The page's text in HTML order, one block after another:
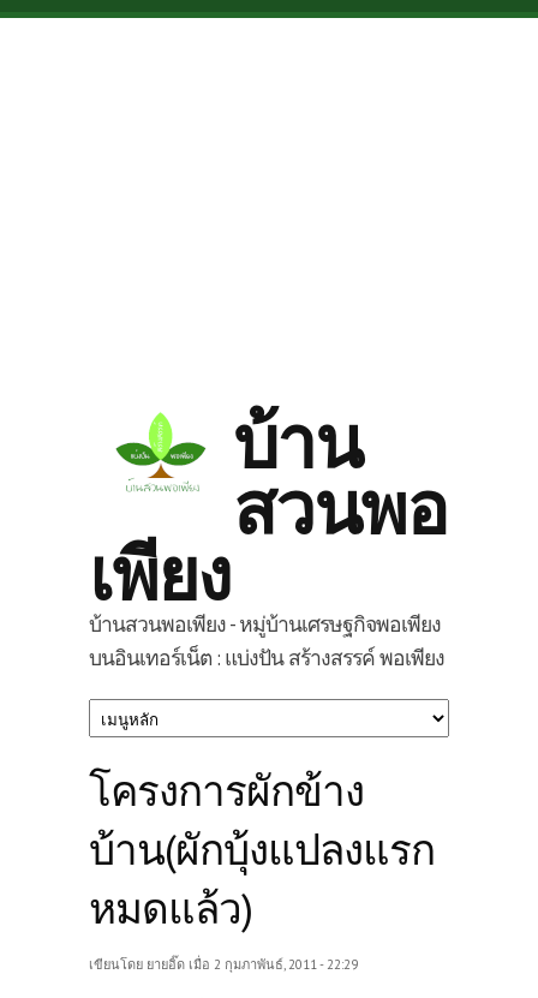
Skip to main content
บ้าน
สวนพอ
เพียง
บ้านสวนพอเพียง - หมู่บ้านเศรษฐกิจพอเพียง
บนอินเทอร์เน็ต : แบ่งปัน สร้างสรรค์ พอเพียง
โครงการผักข้าง
บ้าน(ผักบุ้งแปลงแรก
หมดแล้ว)
เขียนโดย ยายอิ๊ด เมื่อ 2 กุมภาพันธ์, 2011 - 22:29